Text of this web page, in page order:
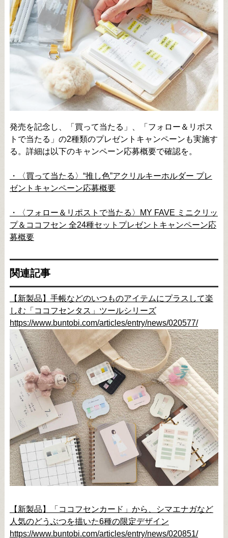
発売を記念し、「買って当たる」、「フォロー＆リポス
トで当たる」の2種類のプレゼントキャンペーンも実施す
る。詳細は以下のキャンペーン応募概要で確認を。
・〈買って当たる〉“推し色”アクリルキーホルダー プレ
ゼントキャンペーン応募概要
・〈フォロー＆リポストで当たる〉MY FAVE ミニクリッ
プ＆ココフセン 全24種セットプレゼントキャンペーン応
募概要
関連記事
【新製品】手帳などのいつものアイテムにプラスして楽
しむ「ココフセンタス」ツールシリーズ
https://www.buntobi.com/articles/entry/news/020577/
【新製品】「ココフセンカード」から、シマエナガなど
人気のどうぶつを描いた6種の限定デザイン
https://www.buntobi.com/articles/entry/news/020851/